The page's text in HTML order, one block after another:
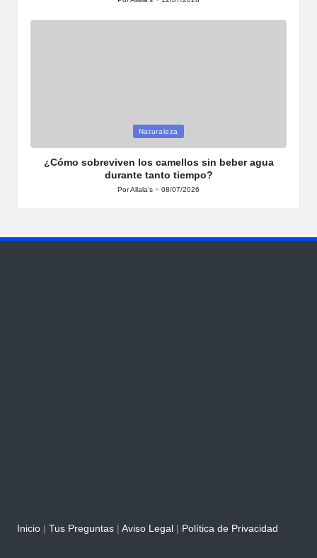
Publicado
en
Naturaleza
¿Cómo sobreviven los camellos sin beber agua
durante tanto tiempo?
PorAllala's 08/07/2026
Inicio Tus Preguntas Aviso Legal Política de Privacidad